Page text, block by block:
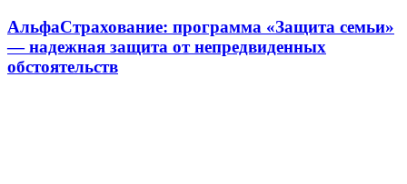
АльфаСтрахование: программа «Защита семьи»
— надежная защита от непредвиденных
обстоятельств